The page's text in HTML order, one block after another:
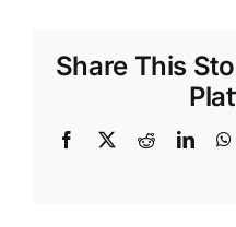
Share This
Facebook
X Reddit